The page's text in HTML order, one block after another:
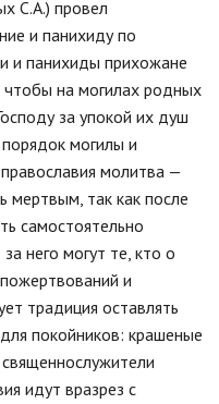
С.А.) провел
и панихиду по
и панихиды прихожане
на могилах родных
за упокой их душ
могилы и
молитва —
мертвым, так как после
самостоятельно
него могут те, кто о
и
традиция оставлять
покойников: крашеные
идут вразрез с